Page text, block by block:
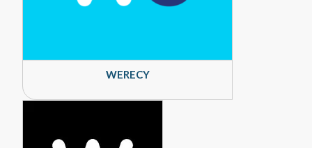
WERECY